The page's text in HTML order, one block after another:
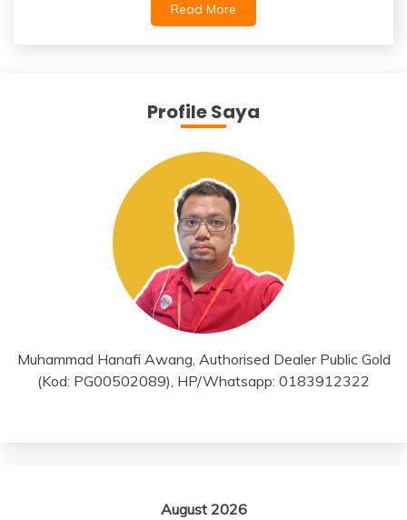
Read More
Profile Saya
Muhammad Hanafi Awang, Authorised Dealer Public Gold
(Kod: PG00502089), HP/Whatsapp: 0183912322
August 2026